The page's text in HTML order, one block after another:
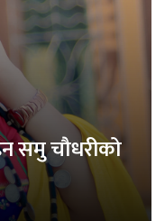
समु चौधरीको